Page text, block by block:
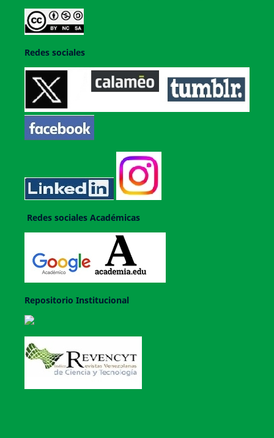
Redes sociales
Redes sociales Académicas
Repositorio Institucional